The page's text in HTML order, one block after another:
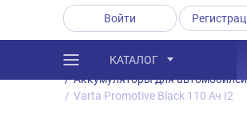
Войти
КАТАЛОГ
Каталог / Товары
/ Аккумуляторы для автомобилей
/ Varta Promotive Black 110 Ач I2